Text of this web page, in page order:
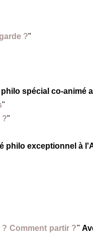
?"
spécial co-animé
"
?"
philo exceptionnel à
Comment partir ?"